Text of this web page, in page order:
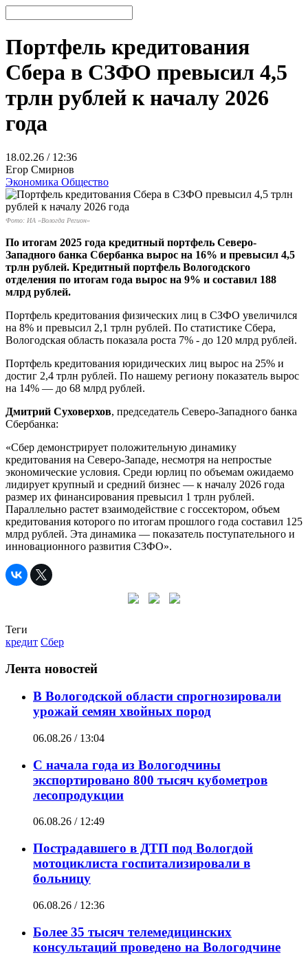
Портфель кредитования
Сбера в СЗФО превысил 4,5
трлн рублей к началу 2026
года
18.02.26 / 12:36
Егор Смирнов
Экономика Общество
Фото: ИА «Вологда Регион»
По итогам 2025 года кредитный портфель Северо-
Западного банка Сбербанка вырос на 16% и превысил 4,5
трлн рублей. Кредитный портфель Вологодского
отделения по итогам года вырос на 9% и составил 188
млрд рублей.
Портфель кредитования физических лиц в СЗФО увеличился
на 8% и превысил 2,1 трлн рублей. По статистике Сбера,
Вологодская область показала роста 7% - до 120 млрд рублей.
Портфель кредитования юридических лиц вырос на 25% и
достиг 2,4 трлн рублей. По нашему региону показатель вырос
на 14% — до 68 млрд рублей.
Дмитрий Суховерхов, председатель Северо-Западного банка
Сбербанка:
«Сбер демонстрирует положительную динамику
кредитования на Северо-Западе, несмотря на непростые
экономические условия. Среди юрлиц по объемам ожидаемо
лидирует крупный и средний бизнес — к началу 2026 года
размер их финансирования превысил 1 трлн рублей.
Параллельно растет взаимодействие с госсектором, объем
кредитования которого по итогам прошлого года составил 125
млрд рублей. Эта динамика — показатель поступательного и
инновационного развития СЗФО».
Теги
кредит Сбер
Лента новостей
В Вологодской области спрогнозировали
урожай семян хвойных пород
06.08.26 / 13:04
С начала года из Вологодчины
экспортировано 800 тысяч кубометров
лесопродукции
06.08.26 / 12:49
Пострадавшего в ДТП под Вологдой
мотоциклиста госпитализировали в
больницу
06.08.26 / 12:36
Более 35 тысяч телемедицинских
консультаций проведено на Вологодчине